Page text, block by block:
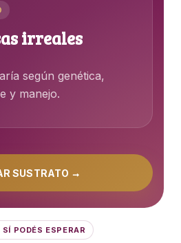
irreales
según genética,
y manejo.
SUSTRATO →
SÍ PODÉS ESPERAR